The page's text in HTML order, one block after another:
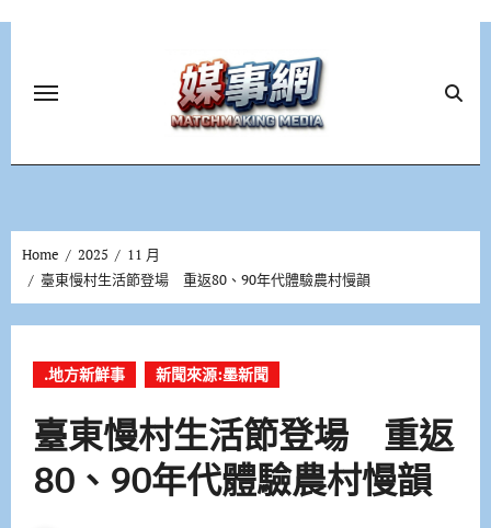
Home 2025
11 月
臺東慢村生活節登場 重返80、90年代體驗農村慢韻
.地方新鮮事 新聞來源:墨新聞
臺東慢村生活節登場 重返
80、90年代體驗農村慢韻